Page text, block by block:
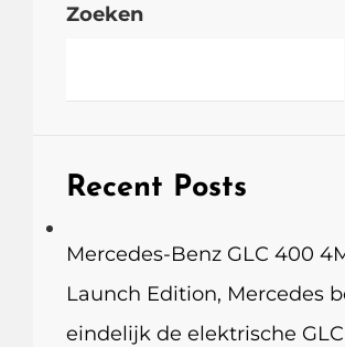
Zoeken
Recent Posts
Mercedes-Benz GLC 400
Launch Edition, Mercedes
eindelijk de elektrische